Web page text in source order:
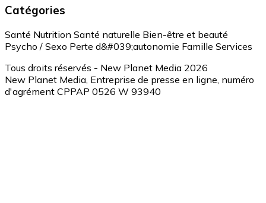
Catégories
Santé Nutrition Santé naturelle Bien-être et beauté
Psycho / Sexo Perte d&#039;autonomie Famille Services
Tous droits réservés - New Planet Media 2026
New Planet Media, Entreprise de presse en ligne, numéro
d'agrément CPPAP 0526 W 93940